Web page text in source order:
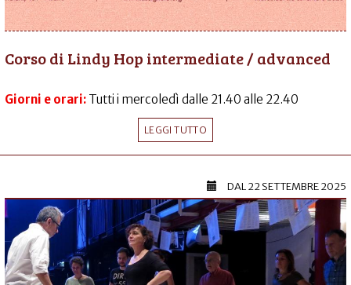
Corso di Lindy Hop intermediate / advanced
Giorni e orari: Tutti i mercoledì dalle 21.40 alle 22.40
LEGGI TUTTO
DAL22 SETTEMBRE 2025